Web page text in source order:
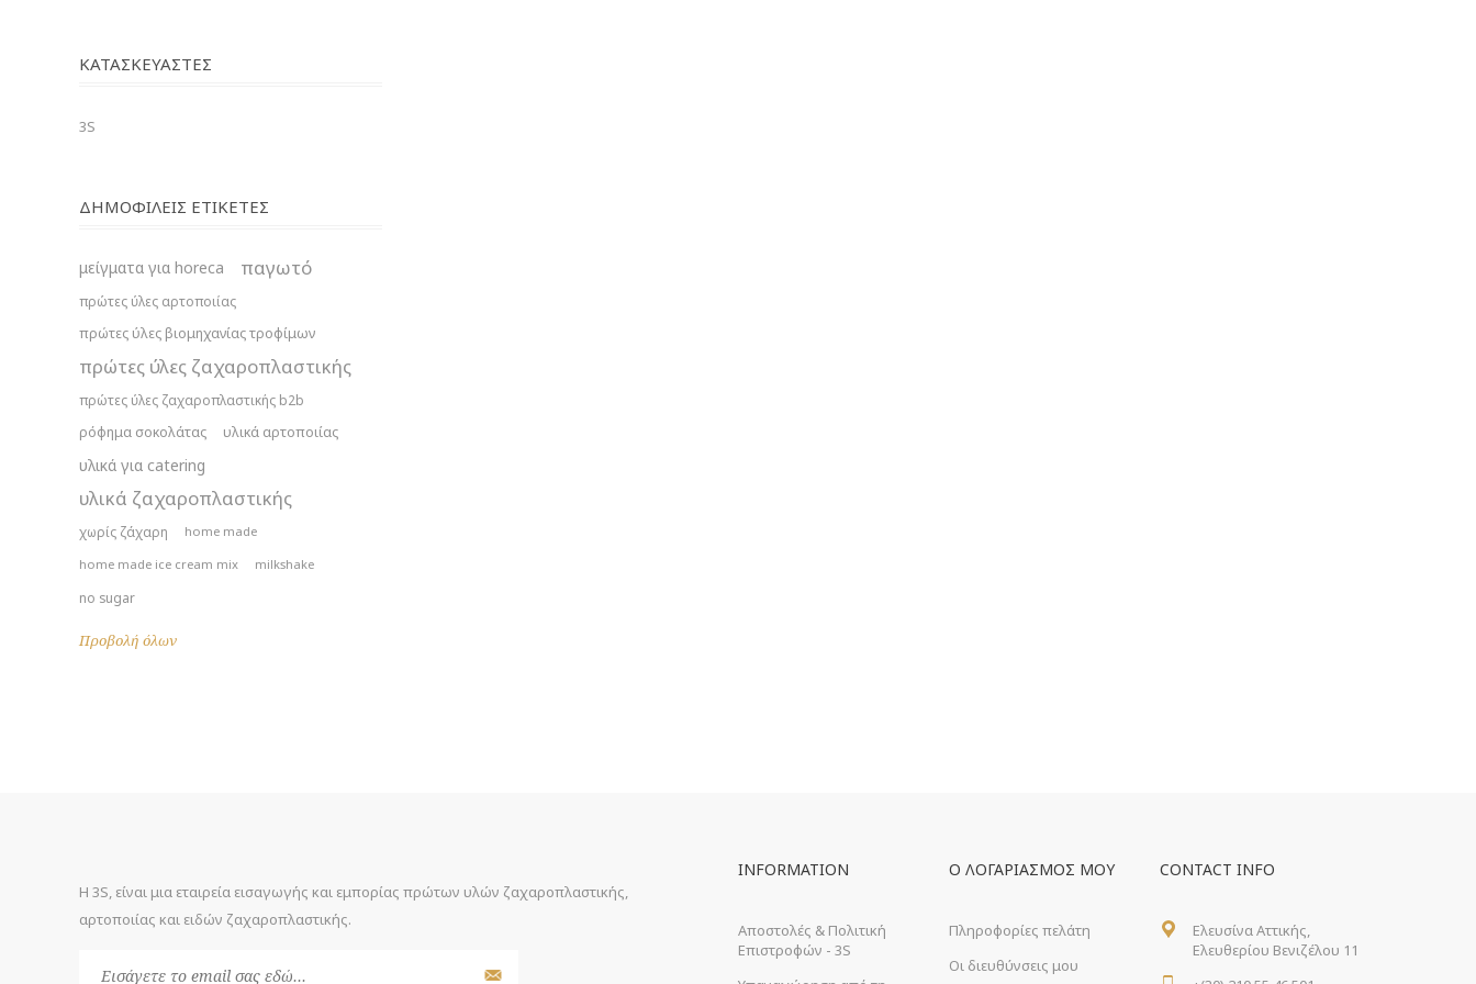
ΚΑΤΑΣΚΕΥΑΣΤΈΣ
3S
ΔΗΜΟΦΙΛΕΙΣ ΕΤΙΚΕΤΕΣ
μείγματα για horeca παγωτό
πρώτες ύλες αρτοποιίας
πρώτες ύλες βιομηχανίας τροφίμων
πρώτες ύλες ζαχαροπλαστικής
πρώτες ύλες ζαχαροπλαστικής b2b
ρόφημα σοκολάτας υλικά αρτοποιίας
υλικά για catering
υλικά ζαχαροπλαστικής
χωρίς ζάχαρη
home made
home made ice cream mix
milkshake
no sugar
Προβολή όλων
Η 3S, είναι μια εταιρεία εισαγωγής και εμπορίας πρώτων υλών ζαχαροπλαστικής,
αρτοποιίας και ειδών ζαχαροπλαστικής.
INFORMATION
Αποστολές & Πολιτική
Επιστροφών - 3S
Ο ΛΟΓΑΡΙΑΣΜΌΣ ΜΟΥ
Πληροφορίες πελάτη
Οι διευθύνσεις μου
CONTACT INFO
Ελευσίνα Αττικής,
Ελευθερίου Βενιζέλου 11